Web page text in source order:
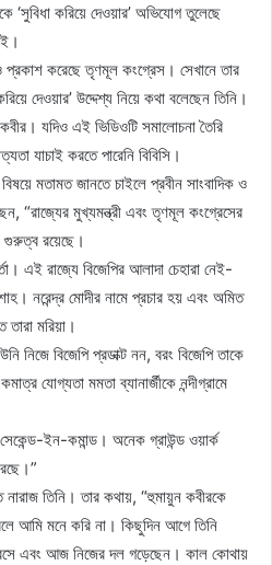
করিয়ে দেওয়ার’ অভিযোগ তুলেছে
প্রকাশ করেছে তৃণমূল কংগ্রেস। সেখানে তার
দেওয়ার’ উদ্দেশ্য নিয়ে কথা বলেছেন তিনি।
যদিও এই ভিডিওটি সমালোচনা তৈরি
যাচাই করতে পারেনি বিবিসি।
মতামত জানতে চাইলে প্রবীন সাংবাদিক ও
“রাজ্যের মুখ্যমন্ত্রী এবং তৃণমূল কংগ্রেসের
গুরুত্ব রয়েছে।
এই রাজ্যে বিজেপির আলাদা চেহারা নেই-
নরেন্দ্র মোদীর নামে প্রচার হয় এবং অমিত
মরিয়া।
নিজে বিজেপি প্রডাক্ট নন, বরং বিজেপি তাকে
যোগ্যতা মমতা ব্যানার্জীকে নন্দীগ্রামে
ইন-কমান্ড। অনেক গ্রাউন্ড ওয়ার্ক
তিনি। তার কথায়, “হুমায়ুন কবীরকে
আমি মনে করি না। কিছুদিন আগে তিনি
এবং আজ নিজের দল গড়েছেন। কাল কোথায়